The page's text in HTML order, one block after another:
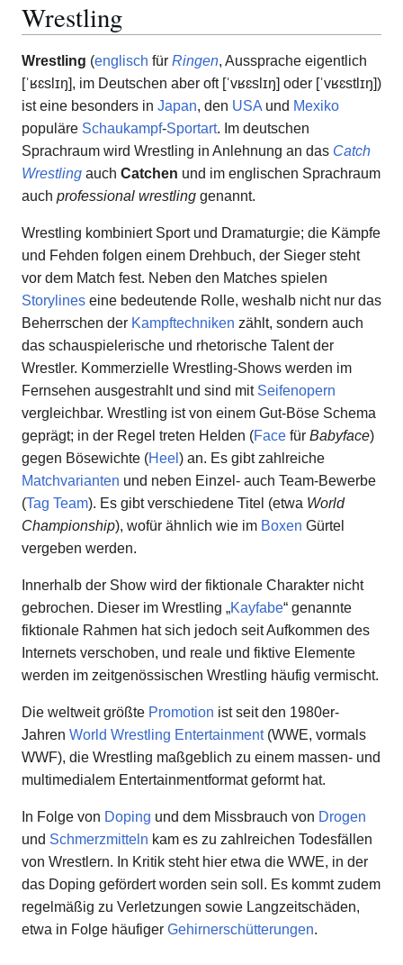
Wrestling
Wrestling (englisch für Ringen, Aussprache eigentlich
[ˈʁɛslɪŋ], im Deutschen aber oft [ˈvʁɛslɪŋ] oder [ˈvʁɛstlɪŋ])
ist eine besonders in Japan, den USA und Mexiko
populäre Schaukampf-Sportart. Im deutschen
Sprachraum wird Wrestling in Anlehnung an das Catch
Wrestling auch Catchen und im englischen Sprachraum
auch professional wrestling genannt.
Wrestling kombiniert Sport und Dramaturgie; die Kämpfe
und Fehden folgen einem Drehbuch, der Sieger steht
vor dem Match fest. Neben den Matches spielen
Storylines eine bedeutende Rolle, weshalb nicht nur das
Beherrschen der Kampftechniken zählt, sondern auch
das schauspielerische und rhetorische Talent der
Wrestler. Kommerzielle Wrestling-Shows werden im
Fernsehen ausgestrahlt und sind mit Seifenopern
vergleichbar. Wrestling ist von einem Gut-Böse Schema
geprägt; in der Regel treten Helden (Face für Babyface)
gegen Bösewichte (Heel ) an. Es gibt zahlreiche
Matchvarianten und neben Einzel- auch Team-Bewerbe
(Tag Team). Es gibt verschiedene Titel (etwa World
Championship), wofür ähnlich wie im Boxen Gürtel
vergeben werden.
Innerhalb der Show wird der fiktionale Charakter nicht
gebrochen. Dieser im Wrestling „Kayfabe“ genannte
fiktionale Rahmen hat sich jedoch seit Aufkommen des
Internets verschoben, und reale und fiktive Elemente
werden im zeitgenössischen Wrestling häufig vermischt.
Die weltweit größte Promotion ist seit den 1980er-
Jahren World Wrestling Entertainment(WWE, vormals
WWF), die Wrestling maßgeblich zu einem massen- und
multimedialem Entertainmentformat geformt hat.
In Folge von Doping und dem Missbrauch von Drogen
und Schmerzmitteln kam es zu zahlreichen Todesfällen
von Wrestlern. In Kritik steht hier etwa die WWE, in der
das Doping gefördert worden sein soll. Es kommt zudem
regelmäßig zu Verletzungen sowie Langzeitschäden,
etwa in Folge häufiger Gehirnerschütterungen.